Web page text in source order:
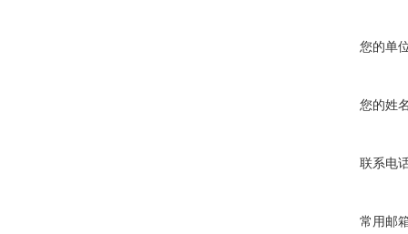
您的单
您的姓
联系电
常用邮